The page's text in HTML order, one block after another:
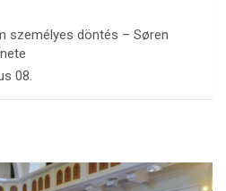
személyes döntés – Søren
08.